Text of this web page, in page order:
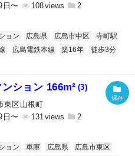
日〜 108 2
ョン 広島県 広島市中区
寺町駅
広島電鉄本線 築16年
徒歩3分
ション 166m² (3)
東区山根町
日〜
131 2
ョン 車庫 広島県
広島市東区